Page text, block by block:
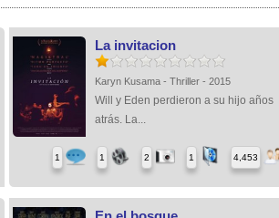
La invitacion
Karyn Kusama - Thriller - 2015
Will y Eden perdieron a su hijo años
atrás. La...
1 1 2 1 4,453